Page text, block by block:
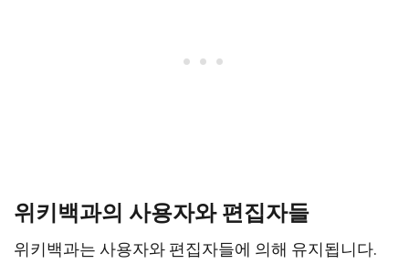
위키백과의 사용자와 편집자들
위키백과는 사용자와 편집자들에 의해 유지됩니다.